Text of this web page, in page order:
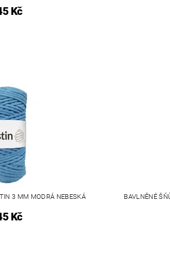
Kč
3 MM MODRÁ NEBESKÁ
Kč
BAVLNĚNÉ